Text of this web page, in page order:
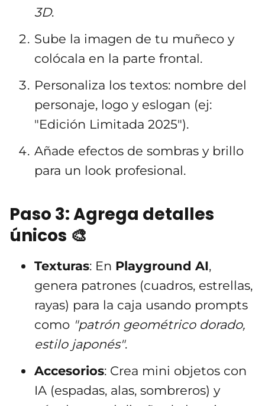
3D.
Sube la imagen de tu muñeco y
colócala en la parte frontal.
Personaliza los textos: nombre del
personaje, logo y eslogan (ej:
"Edición Limitada 2025").
Añade efectos de sombras y brillo
para un look profesional.
Paso 3: Agrega detalles
únicos 🎨
Texturas: En Playground AI,
genera patrones (cuadros, estrellas,
rayas) para la caja usando prompts
como "patrón geométrico dorado,
estilo japonés".
Accesorios: Crea mini objetos con
IA (espadas, alas, sombreros) y